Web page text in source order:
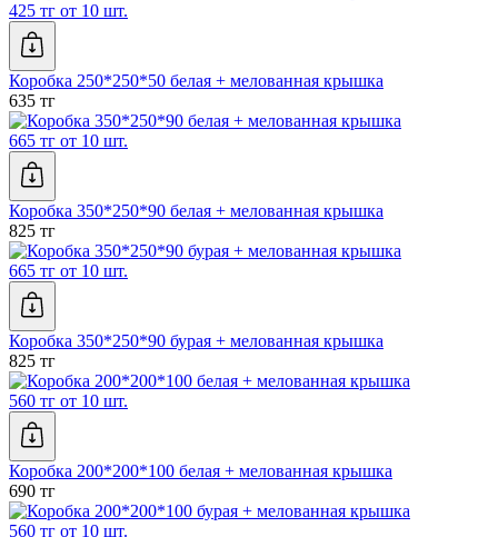
425 тг от 10 шт.
Коробка 250*250*50 белая + мелованная крышка
635 тг
665 тг от 10 шт.
Коробка 350*250*90 белая + мелованная крышка
825 тг
665 тг от 10 шт.
Коробка 350*250*90 бурая + мелованная крышка
825 тг
560 тг от 10 шт.
Коробка 200*200*100 белая + мелованная крышка
690 тг
560 тг от 10 шт.